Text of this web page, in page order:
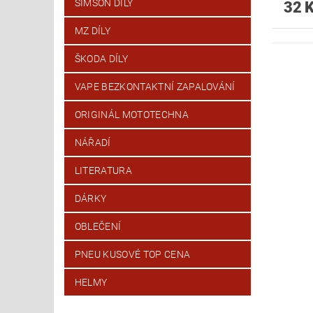
SIMSON DÍLY
MZ DÍLY
ŠKODA DÍLY
VAPE BEZKONTAKTNÍ ZAPALOVÁNÍ
ORIGINÁL MOTOTECHNA
NÁŘADÍ
LITERATURA
DÁRKY
OBLEČENÍ
PNEU KUSOVÉ TOP CENA
HELMY
32